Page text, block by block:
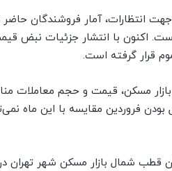
انتظارات، آمار فروشندگان حاضر در
قرار گرفته است.
مسکن، قیمت و حجم معاملات
فروردین مقایسه با این ماه
قطب شمال بازار مسکن شهر تهران